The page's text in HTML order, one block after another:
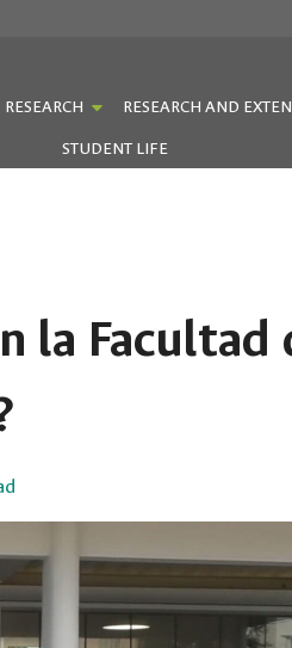
RESEARCH RESEARCH AND
STUDENT LIFE
la Facultad